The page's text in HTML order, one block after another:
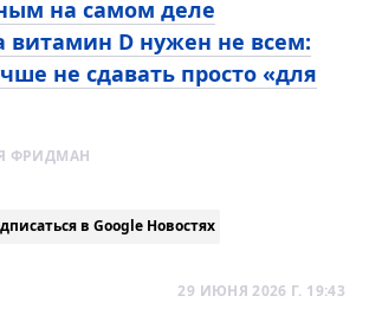
на самом деле
витамин D нужен не всем:
не сдавать просто «для
ФРИДМАН
в Google Новостях
29 ИЮНЯ 2026 Г. 19:43